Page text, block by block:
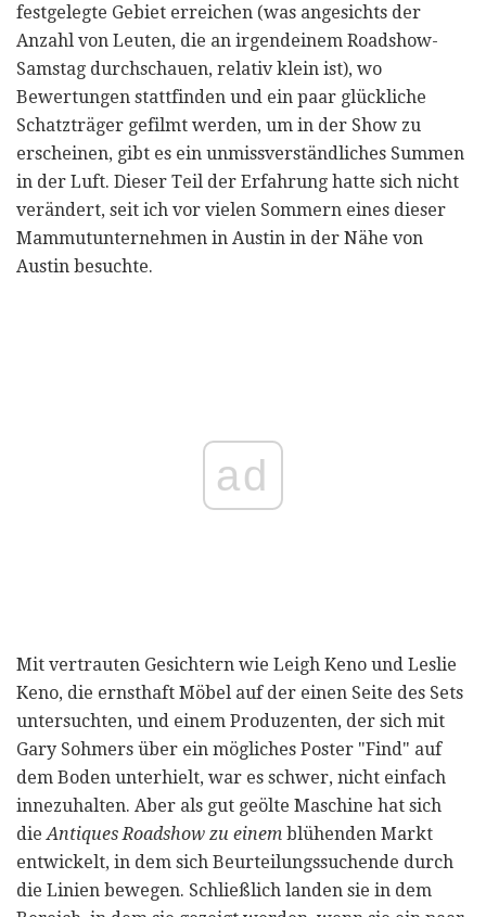
festgelegte Gebiet erreichen (was angesichts der
Anzahl von Leuten, die an irgendeinem Roadshow-
Samstag durchschauen, relativ klein ist), wo
Bewertungen stattfinden und ein paar glückliche
Schatzträger gefilmt werden, um in der Show zu
erscheinen, gibt es ein unmissverständliches Summen
in der Luft. Dieser Teil der Erfahrung hatte sich nicht
verändert, seit ich vor vielen Sommern eines dieser
Mammutunternehmen in Austin in der Nähe von
Austin besuchte.
ad
Mit vertrauten Gesichtern wie Leigh Keno und Leslie
Keno, die ernsthaft Möbel auf der einen Seite des Sets
untersuchten, und einem Produzenten, der sich mit
Gary Sohmers über ein mögliches Poster "Find" auf
dem Boden unterhielt, war es schwer, nicht einfach
innezuhalten. Aber als gut geölte Maschine hat sich
dieAntiques Roadshow zu einem blühenden Markt
entwickelt, in dem sich Beurteilungssuchende durch
die Linien bewegen. Schließlich landen sie in dem